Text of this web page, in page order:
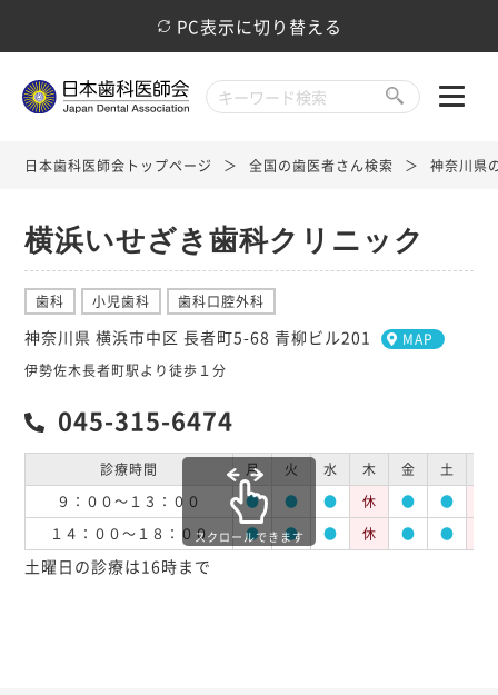
PC表示に切り替える
日本歯科医師会トップページ 全国の歯医者さん検索 神奈川県
横浜いせざき歯科クリニック
歯科 小児歯科 歯科口腔外科
神奈川県 横浜市中区 長者町5-68 青柳ビル201
MAP
伊勢佐木長者町駅より徒歩１分
045-315-6474
診療時間 月 火 水 木 金 土
９：００～１３：００
● ● ● 休 ● ●
１４：００～１８：００
● ● ● 休 ● ●
スクロールできます
土曜日の診療は16時まで